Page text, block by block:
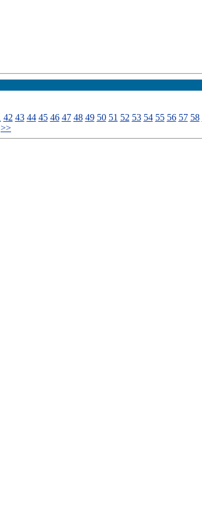
42 43 44 45 46 47 48 49 50 51 52 53 54 55 56 57 58
>>